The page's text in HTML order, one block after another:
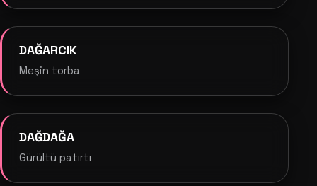
DAĞARCIK
Meşin torba
DAĞDAĞA
Gürültü patırtı